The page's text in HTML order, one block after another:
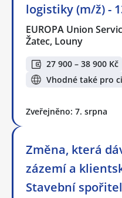
logistiky (m/ž) -
EUROPA Union
Žatec, Louny
27 900 – 38 900 Kč
Vhodné také pro
Zveřejněno: 7. srpna
Změna, která
zázemí a
Stavební